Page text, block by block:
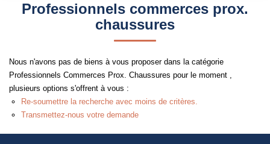
VENDRE
L’AGENCE
Qui Sommes Nous
Nos Actualités
Plus de critères Créer une alerte
Professionnels commerces prox.
chaussures
Nous n'avons pas de biens à vous proposer dans la catégorie
Professionnels Commerces Prox. Chaussures pour le moment ,
plusieurs options s'offrent à vous :
Re-soumettre la recherche avec moins de critères.
Transmettez-nous votre demande